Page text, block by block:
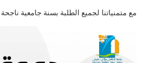
مع متمنياتنا لجميع الطلبة بسنة جامعية